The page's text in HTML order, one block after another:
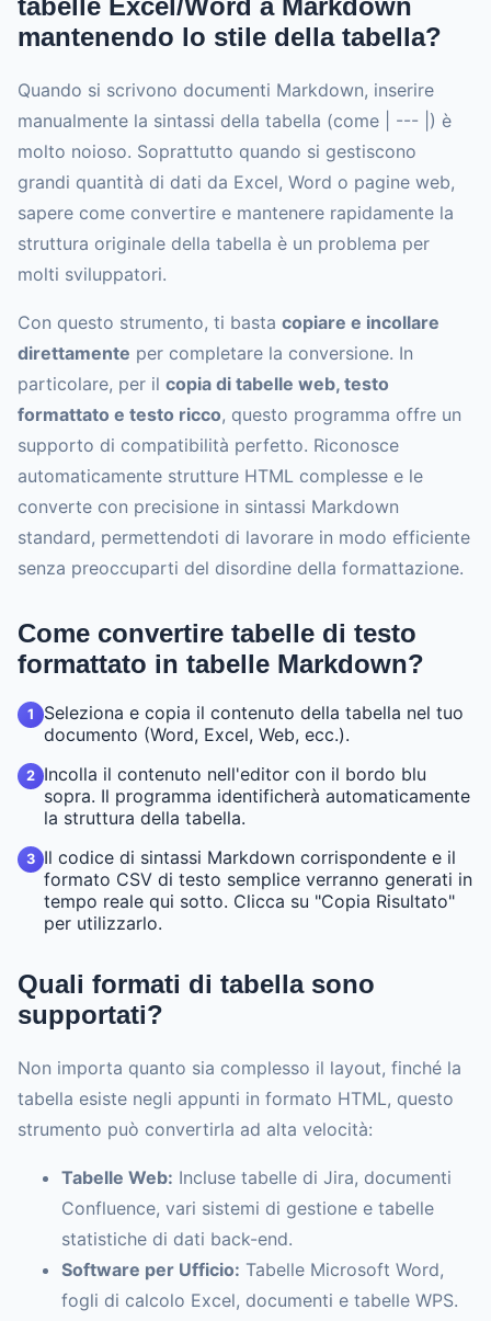
mantenendo lo stile della tabella?
Quando si scrivono documenti Markdown, inserire
manualmente la sintassi della tabella (come | --- |) è
molto noioso. Soprattutto quando si gestiscono
grandi quantità di dati da Excel, Word o pagine web,
sapere come convertire e mantenere rapidamente la
struttura originale della tabella è un problema per
molti sviluppatori.
Con questo strumento, ti basta copiare e incollare
direttamente per completare la conversione. In
particolare, per il copia di tabelle web, testo
formattato e testo ricco, questo programma offre un
supporto di compatibilità perfetto. Riconosce
automaticamente strutture HTML complesse e le
converte con precisione in sintassi Markdown
standard, permettendoti di lavorare in modo efficiente
senza preoccuparti del disordine della formattazione.
Come convertire tabelle di testo
formattato in tabelle Markdown?
1
Seleziona e copia il contenuto della tabella nel tuo
documento (Word, Excel, Web, ecc.).
2 Incolla il contenuto nell'editor con il bordo blu
sopra. Il programma identificherà automaticamente
la struttura della tabella.
3 Il codice di sintassi Markdown corrispondente e il
formato CSV di testo semplice verranno generati in
tempo reale qui sotto. Clicca su "Copia Risultato"
per utilizzarlo.
Quali formati di tabella sono
supportati?
Non importa quanto sia complesso il layout, finché la
tabella esiste negli appunti in formato HTML, questo
strumento può convertirla ad alta velocità:
Tabelle Web: Incluse tabelle di Jira, documenti
Confluence, vari sistemi di gestione e tabelle
statistiche di dati back-end.
Software per Ufficio: Tabelle Microsoft Word,
fogli di calcolo Excel, documenti e tabelle WPS.